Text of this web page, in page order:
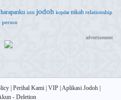
harapanku istri jodoh kopdar nikah relationship
advertisement
Perihal Kami VIP Aplikasi Jodoh
- Deletion